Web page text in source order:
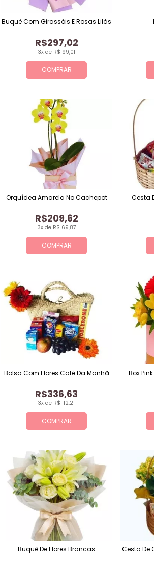
COMPRAR
3x de R$ 99,01
R$297,02
Buquê Com Girassóis E Rosas Lilás
COMPRAR
3x de R$ 69,87
R$209,62
Orquídea Amarela No Cachepot Cesta
COMPRAR
3x de R$ 112,21
R$336,63
Bolsa Com Flores Café Da Manhã Box
Buquê De Flores Brancas
Cesta De